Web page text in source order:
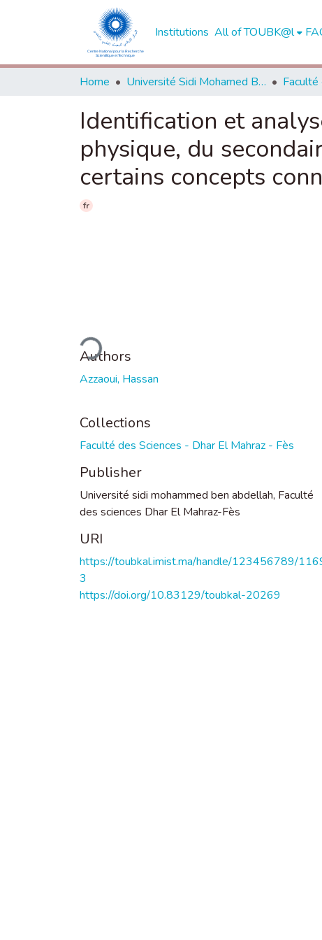
Institutions All of TOUBK@l
Home Université Sidi Mohamed Ben Abdellah de Fès
Identification et
physique, du
certains concepts
fr
Loading...
Authors
Azzaoui, Hassan
Collections
Faculté des Sciences - Dhar El Mahraz - Fès
Publisher
Université sidi mohammed ben abdellah, Faculté
des sciences Dhar El Mahraz-Fès
URI
https://toubkal.imist.ma/handle/123456789/
3
https://doi.org/10.83129/toubkal-20269